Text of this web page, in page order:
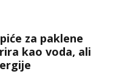
za paklene
kao voda, ali